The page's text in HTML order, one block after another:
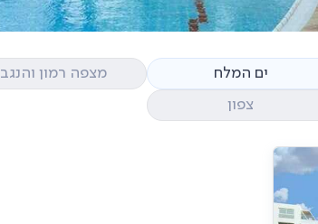
ים המלח מצפה רמון והנגב
צפון